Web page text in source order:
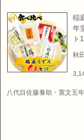
稲
年
ト
秋
八代目佐藤養助・寛文五